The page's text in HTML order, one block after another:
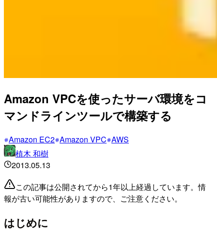
Amazon VPCを使ったサーバ環境をコ
マンドラインツールで構築する
Amazon EC2 Amazon VPC AWS
植木 和樹
2013.05.13
この記事は公開されてから1年以上経過しています。情
報が古い可能性がありますので、ご注意ください。
はじめに